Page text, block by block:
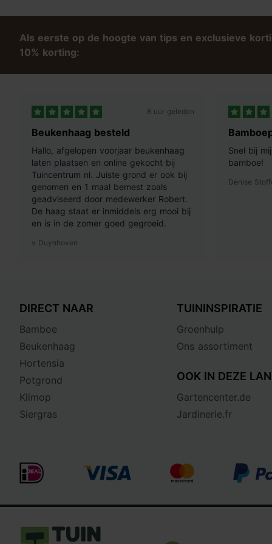
Als eerste op de hoogte van tips en exclusieve
10% korting:
8 uur geleden
Beukenhaag besteld
Hallo, afgelopen voorjaar beukenhaag
laten plaatsen en online gekocht bij
Tuincentrum nl. Juiste grond er ook bij
genomen en 1 maal bemest zoals
geadviseerd door medewerker Robert.
De haag staat er inmiddels erg mooi bij
en is in de zomer goed gegroeid.
v Duynhoven
Snel bij
bamboe!
Denise
DIRECT NAAR
Bamboe
Beukenhaag
Hortensia
Potgrond
Klimop
Siergras
TUININSPIRATIE
Groenhulp
Ons assortiment
OOK IN DEZE
Gartencenter.de
Jardinerie.fr